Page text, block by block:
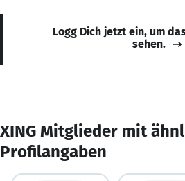
Logg Dich jetzt ein, um
sehen.
XING Mitglieder mit
Profilangaben